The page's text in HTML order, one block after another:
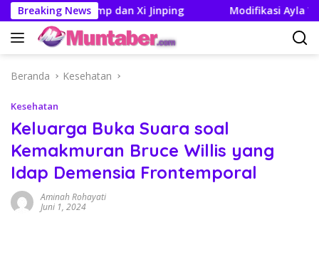
Langsung
ke
konten
Breaking News
Trump dan Xi Jinping Modifikasi Ayla
Beranda Kesehatan
Kesehatan
Keluarga Buka Suara soal
Kemakmuran Bruce Willis yang
Idap Demensia Frontemporal
Aminah Rohayati
Juni 1, 2024